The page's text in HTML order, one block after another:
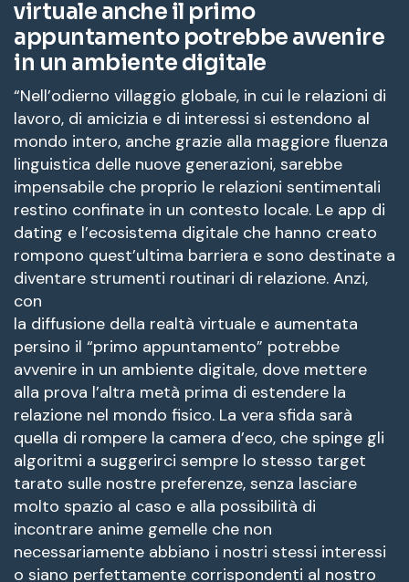
virtuale anche il primo
appuntamento potrebbe avvenire
in un ambiente digitale
“Nell’odierno villaggio globale, in cui le relazioni di
lavoro, di amicizia e di interessi si estendono al
mondo intero, anche grazie alla maggiore fluenza
linguistica delle nuove generazioni, sarebbe
impensabile che proprio le relazioni sentimentali
restino confinate in un contesto locale. Le app di
dating e l’ecosistema digitale che hanno creato
rompono quest’ultima barriera e sono destinate a
diventare strumenti routinari di relazione. Anzi,
con
la diffusione della realtà virtuale e aumentata
persino il “primo appuntamento” potrebbe
avvenire in un ambiente digitale, dove mettere
alla prova l’altra metà prima di estendere la
relazione nel mondo fisico. La vera sfida sarà
quella di rompere la camera d’eco, che spinge gli
algoritmi a suggerirci sempre lo stesso target
tarato sulle nostre preferenze, senza lasciare
molto spazio al caso e alla possibilità di
incontrare anime gemelle che non
necessariamente abbiano i nostri stessi interessi
o siano perfettamente corrispondenti al nostro